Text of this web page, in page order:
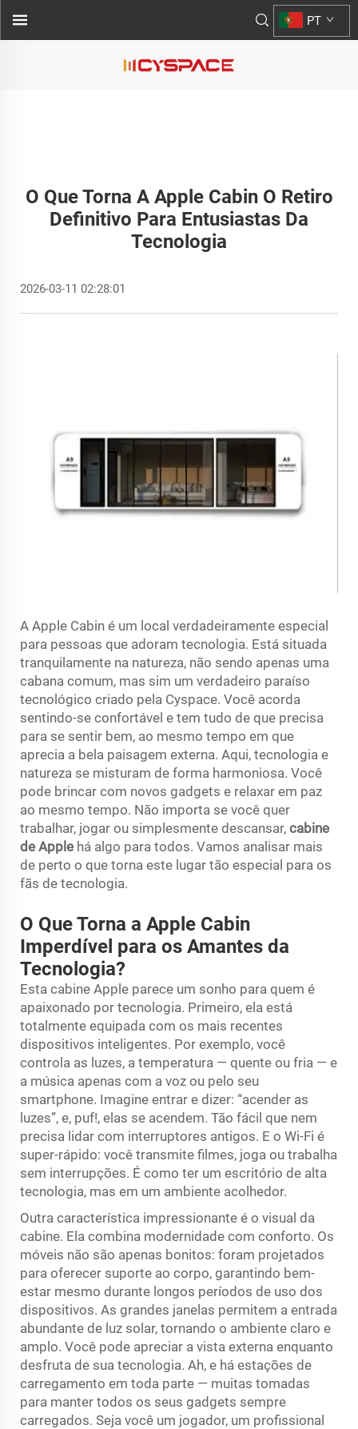
PT
O Que Torna A Apple Cabin O Retiro
Definitivo Para Entusiastas Da
Tecnologia
2026-03-11 02:28:01
A Apple Cabin é um local verdadeiramente especial
para pessoas que adoram tecnologia. Está situada
tranquilamente na natureza, não sendo apenas uma
cabana comum, mas sim um verdadeiro paraíso
tecnológico criado pela Cyspace. Você acorda
sentindo-se confortável e tem tudo de que precisa
para se sentir bem, ao mesmo tempo em que
aprecia a bela paisagem externa. Aqui, tecnologia e
natureza se misturam de forma harmoniosa. Você
pode brincar com novos gadgets e relaxar em paz
ao mesmo tempo. Não importa se você quer
trabalhar, jogar ou simplesmente descansar, cabine
de Apple há algo para todos. Vamos analisar mais
de perto o que torna este lugar tão especial para os
fãs de tecnologia.
O Que Torna a Apple Cabin
Imperdível para os Amantes da
Tecnologia?
Esta cabine Apple parece um sonho para quem é
apaixonado por tecnologia. Primeiro, ela está
totalmente equipada com os mais recentes
dispositivos inteligentes. Por exemplo, você
controla as luzes, a temperatura — quente ou fria — e
a música apenas com a voz ou pelo seu
smartphone. Imagine entrar e dizer: “acender as
luzes”, e, puf!, elas se acendem. Tão fácil que nem
precisa lidar com interruptores antigos. E o Wi-Fi é
super-rápido: você transmite filmes, joga ou trabalha
sem interrupções. É como ter um escritório de alta
tecnologia, mas em um ambiente acolhedor.
Outra característica impressionante é o visual da
cabine. Ela combina modernidade com conforto. Os
móveis não são apenas bonitos: foram projetados
para oferecer suporte ao corpo, garantindo bem-
estar mesmo durante longos períodos de uso dos
dispositivos. As grandes janelas permitem a entrada
abundante de luz solar, tornando o ambiente claro e
amplo. Você pode apreciar a vista externa enquanto
desfruta de sua tecnologia. Ah, e há estações de
carregamento em toda parte — muitas tomadas
para manter todos os seus gadgets sempre
carregados. Seja você um jogador, um profissional